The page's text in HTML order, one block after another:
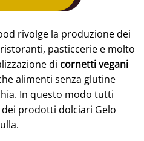
rivolge la produzione dei
pasticcerie e molto
di cornetti vegani
alimenti senza glutine
In questo modo tutti
prodotti dolciari Gelo